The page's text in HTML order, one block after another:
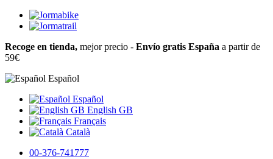
Recoge en tienda, mejor precio - Envío gratis España a partir de
59€
Español
Español
English GB
Français
Català
00-376-741777